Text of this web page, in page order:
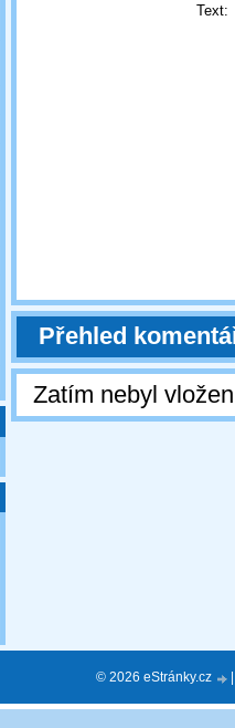
Text:
Přehled
Zatím nebyl
© 2026 eStránky.cz